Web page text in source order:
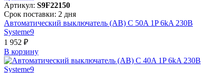
Артикул: S9F22150
Срок поставки: 2 дня
Автоматический выключатель (АВ) C 50A 1P 6kA 230В
Systeme9
1 952 ₽
В корзинy